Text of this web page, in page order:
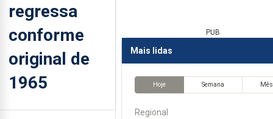
regressa
conforme
original de
1965
PUB
Mais lidas
Hoje Semana Mês
Regional